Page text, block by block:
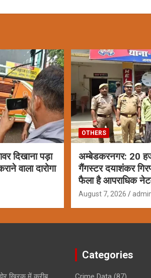
दिखाना पड़ा
वाला दारोगा
OTHERS
अम्बेडकरनगर: 20
गैंगस्टर दयाशंकर
फैला है आपराधिक
August 7, 2026
Categories